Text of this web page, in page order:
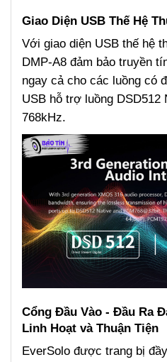
Giao Diện USB Thế Hệ
Với giao diện USB thế hệ
DMP-A8 đảm bảo truyền
ngay cả cho các luồng có
USB hỗ trợ luồng DSD512
768kHz.
Cổng Đầu Vào - Đầu Ra
Linh Hoạt và Thuận Tiện
EverSolo được trang bị